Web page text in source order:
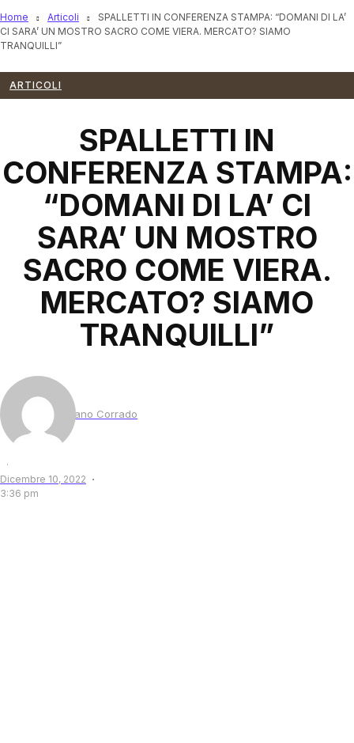
Home Articoli
SPALLETTI IN CONFERENZA STAMPA: “DOMANI DI LA’
CI SARA’ UN MOSTRO SACRO COME VIERA. MERCATO? SIAMO
TRANQUILLI”
ARTICOLI
SPALLETTI IN
CONFERENZA STAMPA:
“DOMANI DI LA’ CI
SARA’ UN MOSTRO
SACRO COME VIERA.
MERCATO? SIAMO
TRANQUILLI”
Cristiano Corrado
·
Dicembre 10, 2022
3:36 pm